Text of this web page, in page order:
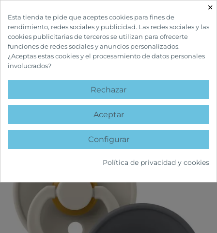
INICIO INFANTIL Y MATERNIDAD
favorite
×
Esta tienda te pide que aceptes cookies para fines de
rendimiento, redes sociales y publicidad. Las redes sociales y las
cookies publicitarias de terceros se utilizan para ofrecerte
funciones de redes sociales y anuncios personalizados.
¿Aceptas estas cookies y el procesamiento de datos personales
involucrados?
Rechazar
Aceptar
Configurar
Política de privacidad y cookies